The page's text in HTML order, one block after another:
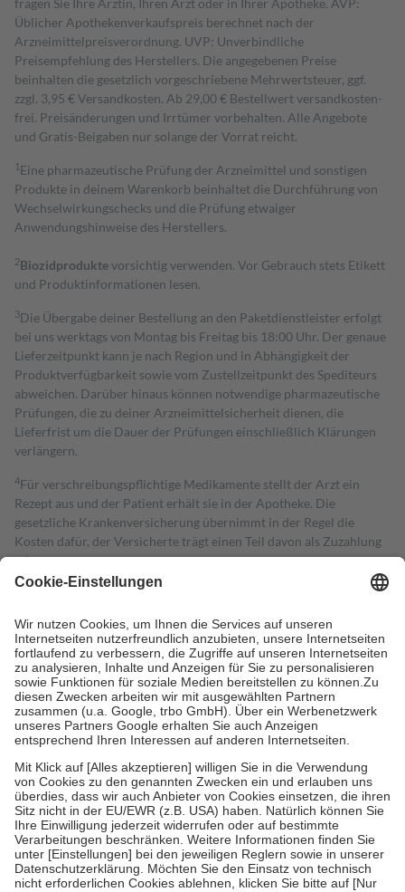
fragen Sie Ihre Ärztin, Ihren Arzt oder in Ihrer Apotheke. AVP:
Üblicher Apothekenverkaufspreis berechnet nach der
Arzneimittelpreisverordnung. UVP: Unverbindliche
Preisempfehlung des Herstellers. Die angegebenen Preise
beinhalten die gesetzlich vorgeschriebene Mehrwertsteuer, ggf.
zzgl. 3,95 € Versandkosten. Ab 29,00 € Bestell­wert versand­kosten­
frei. Preisänderungen und Irrtümer vorbehalten. Alle Angebote
und Gratis-Beigaben nur solange der Vorrat reicht.
1 Eine pharmazeutische Prüfung der Arzneimittel und sonstigen
Produkte in deinem Warenkorb beinhaltet die Durchführung von
Wechselwirkungschecks und die Prüfung etwaiger
Anwendungshinweise des Herstellers.
2Biozidproduktevorsichtig verwenden. Vor Gebrauch stets Etikett
und Produktinformationen lesen.
3Die Übergabe deiner Bestellung an den Paketdienstleister erfolgt
bei uns werktags von Montag bis Freitag bis 18:00 Uhr. Der genaue
Lieferzeitpunkt kann je nach Region und in Abhängigkeit der
Produktverfügbarkeit sowie vom Zustellzeitpunkt des Spediteurs
abweichen. Darüber hinaus können notwendige pharmazeutische
Prüfungen, die zu deiner Arzneimittelsicherheit dienen, die
Lieferfrist um die Dauer der Prüfungen einschließlich Klärungen
verlängern.
4Für verschreibungspflichtige Medikamente stellt der Arzt ein
Rezept aus und der Patient erhält sie in der Apotheke. Die
gesetzliche Krankenversicherung übernimmt in der Regel die
Kosten dafür, der Versicherte trägt einen Teil davon als Zuzahlung
mit.
Grundsätzlich leisten Mitglieder Zuzahlungen in Höhe von zehn
höchstens zehn Euro.
Es sind jedoch nie mehr als die tatsächlichen
Kosten der Leistung zu entrichten.
Diese Regeln gelten grundsätzlich auch für Online-Apotheken.
Bei Heilmitteln und häuslicher Krankenpflege beträgt die
Zuzahlung zehn Prozent der Kosten sowie zehn Euro je
Verordnung.
Um das Engagement der Versicherten für ihre eigene Gesundheit zu
stärken und die besondere Stellung der Familie zu unterstützen,
fallenkeine Zuzahlungenan bei:
• Kindern und Jugendlichen bis zum vollendeten 18. Lebensjahr
mit Ausnahme der Fahrkosten
• Untersuchungen zur Vorsorge und Früherkennung, die von der
GKV getragen werden
• empfohlenen Schutzimpfungen
• Harn- und Blutteststreifen